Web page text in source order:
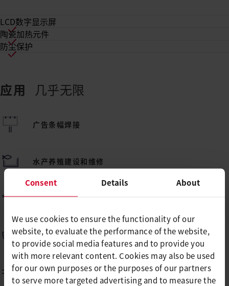
Consent Details About
We use cookies to ensure the functionality of our
website, to evaluate the performance of the website,
to provide social media features and to provide you
with more relevant content. Cookies may also be used
for our own purposes or the purposes of our partners
to serve more targeted advertising and to measure the
LCD数字显示屏
陶瓷加热元件
防尘保护
应用 几乎无限
广告条幅焊接
水产养殖建设和维修
遮阳篷和挡风板焊接
船艇建造和维修
电缆收缩